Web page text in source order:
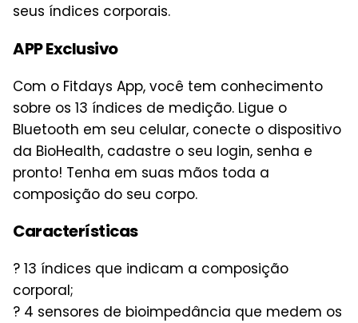
seus índices corporais.
APP Exclusivo
Com o Fitdays App, você tem conhecimento
sobre os 13 índices de medição. Ligue o
Bluetooth em seu celular, conecte o dispositivo
da BioHealth, cadastre o seu login, senha e
pronto! Tenha em suas mãos toda a
composição do seu corpo.
Características
? 13 índices que indicam a composição
corporal;
? 4 sensores de bioimpedância que medem os